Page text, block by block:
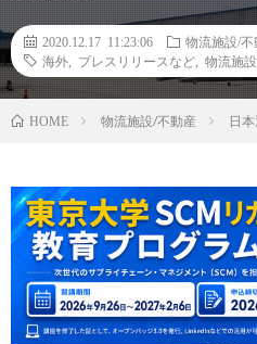
2020.12.17 11:23:06
物流施設/不
海外
プレスリリースなど 物流施設
HOME 物流施設/不動産 日